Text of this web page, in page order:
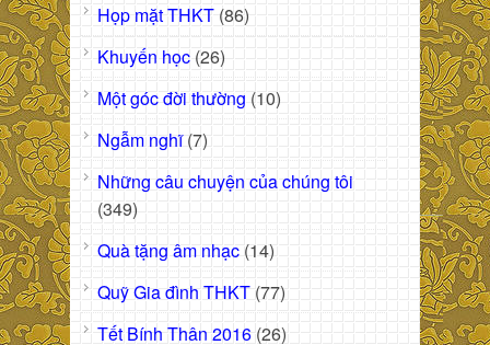
Họp mặt THKT (86)
Khuyến học (26)
Một góc đời thường (10)
Ngẫm nghĩ(7)
Những câu chuyện của chúng tôi
(349)
Quà tặng âm nhạc (14)
Quỹ Gia đình THKT (77)
Tết Bính Thân 2016 (26)